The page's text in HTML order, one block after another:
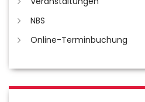
NBS
Online-Terminbuchung